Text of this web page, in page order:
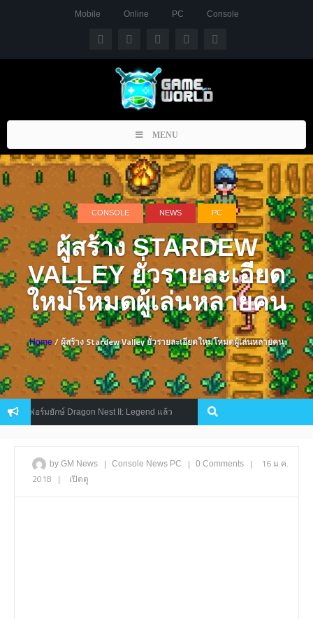
Mobile Online PC Console
Toggle
navigation
MENU
CONSOLE NEWS PC
ผู้สร้าง STARDEW
VALLEY ยั่วรายละเอียด
ใหม่โหมดผู้เล่นหลายคน
Home / ผู้สร้าง Stardew Valley ยั่วรายละเอียดใหม่โหมดผู้เล่นหลายคน
มฟอร์มยักษ์ Dragon Nest II: Legend แล้ว Mobile
by GM News | Console News PC | 0 Comments |
16 ม.ค.
2018 | เปิดดู